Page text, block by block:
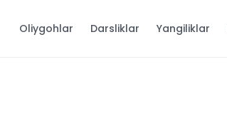
Oliygohlar Darsliklar Yangiliklar